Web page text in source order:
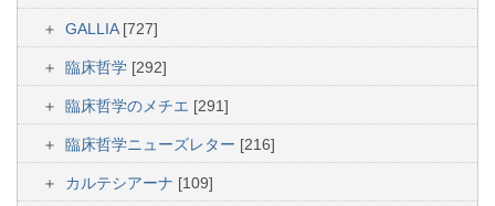
GALLIA [727]
臨床哲学 [292]
臨床哲学のメチエ [291]
臨床哲学ニューズレター [216]
カルテシアーナ [109]